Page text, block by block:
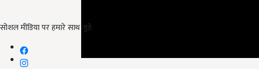
सोशल मीडिया पर हमारे साथ जुड़ें: